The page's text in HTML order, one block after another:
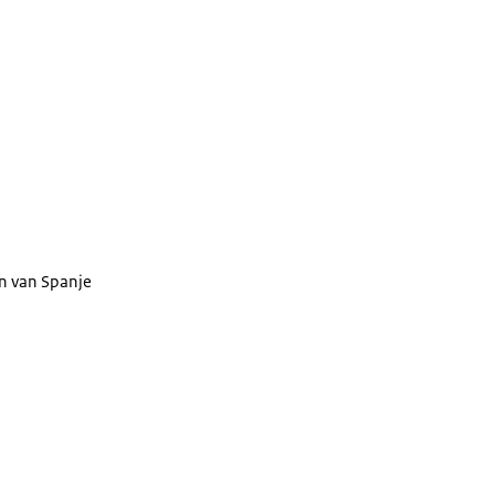
van Spanje